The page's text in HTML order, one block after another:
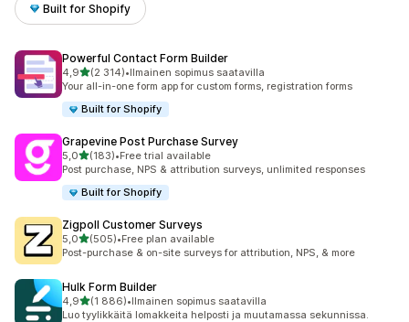
Built for Shopify
Powerful Contact Form Builder
4,9/ 5 tähteä
(2 314)
2314 arvostelua yhteensä
•Ilmainen sopimus saatavilla
Your all-in-one form app for custom forms, registration forms
Built for Shopify
Grapevine Post Purchase Survey
5,0/ 5 tähteä
(183)
183 arvostelua yhteensä
•Free trial available
Post purchase, NPS & attribution surveys, unlimited responses
Built for Shopify
Zigpoll Customer Surveys
5,0/ 5 tähteä
(505)
505 arvostelua yhteensä
•Free plan available
Post-purchase & on-site surveys for attribution, NPS, & more
Hulk Form Builder
4,9/ 5 tähteä
(1 886)
1886 arvostelua yhteensä
•Ilmainen sopimus saatavilla
Luo tyylikkäitä lomakkeita helposti ja muutamassa sekunnissa.